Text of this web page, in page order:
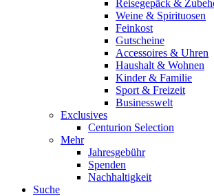
Reisegepäck &
Weine & Spirituosen
Feinkost
Gutscheine
Accessoires & Uhren
Haushalt & Wohnen
Kinder & Familie
Sport & Freizeit
Businesswelt
Exclusives
Centurion Selection
Mehr
Jahresgebühr
Spenden
Nachhaltigkeit
Suche